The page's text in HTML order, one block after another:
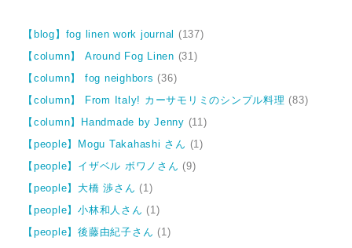
【blog】fog linen work journal
(137)
【column】 Around Fog Linen (31)
【column】 fog neighbors (36)
【column】 From Italy! カーサモリミのシンプル料理 (83)
【column】Handmade by Jenny (11)
【people】Mogu Takahashi さん (1)
【people】イザベル ボワノさん (9)
【people】大橋 渉さん (1)
【people】小林和人さん (1)
【people】後藤由紀子さん (1)